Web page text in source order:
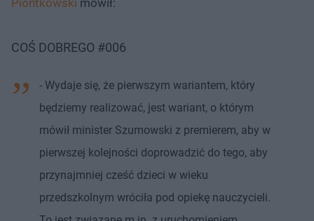
COŚ DOBREGO #006
- Wydaje się, że pierwszym wariantem, który
będziemy realizować, jest wariant, o którym
mówił minister Szumowski z premierem, aby w
pierwszej kolejności doprowadzić do tego, aby
przynajmniej cześć dzieci w wieku
przedszkolnym wróciła pod opiekę nauczycieli.